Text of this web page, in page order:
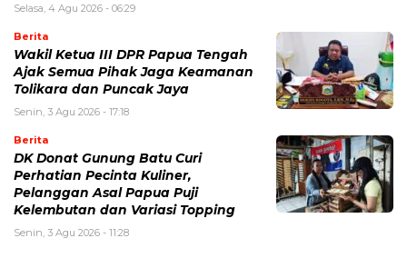
Selasa, 4 Agu 2026 - 06:29
Berita
Wakil Ketua III DPR Papua Tengah
Ajak Semua Pihak Jaga Keamanan
Tolikara dan Puncak Jaya
Senin, 3 Agu 2026 - 17:18
Berita
DK Donat Gunung Batu Curi
Perhatian Pecinta Kuliner,
Pelanggan Asal Papua Puji
Kelembutan dan Variasi Topping
Senin, 3 Agu 2026 - 11:28